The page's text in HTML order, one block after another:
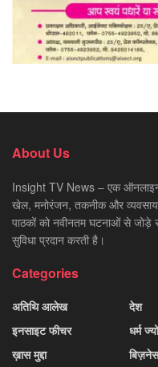
About Us
Insight TV News – एक ऑनलाइन
खेल, मनोरंजन, तकनीक और व्यवसाय
पाठकों को नवीनतम घटनाओं से
सुविधा प्रदान करती है।
Categories
अतिथि आलेख
इनसाइट फीचर
ख़ास मुद्दा
देश
धर्म
बिज़नेस